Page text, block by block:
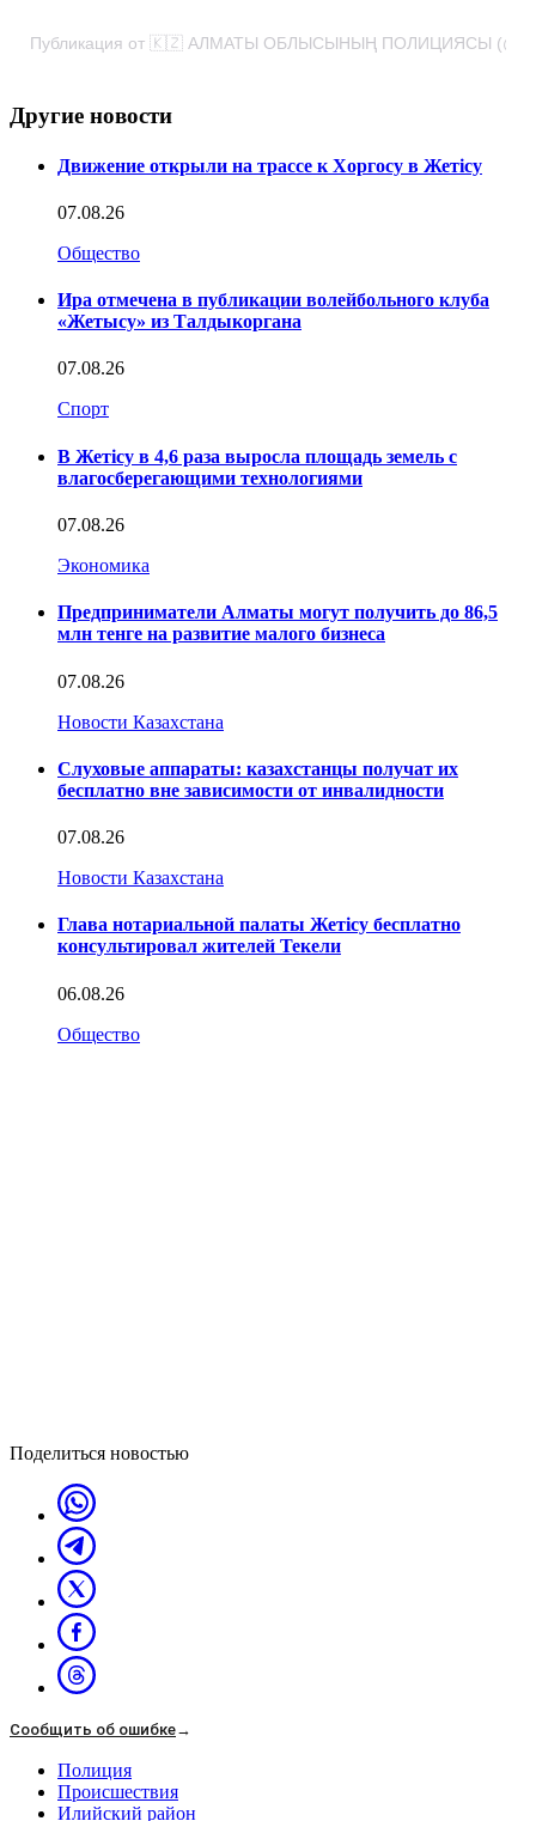
Публикация от 🇰🇿 АЛМАТЫ ОБЛЫСЫНЫҢ ПОЛИЦИЯСЫ
Другие новости
Движение открыли на трассе к Хоргосу в Жетісу
07.08.26
Общество
Ира отмечена в публикации волейбольного клуба
«Жетысу» из Талдыкоргана
07.08.26
Спорт
В Жетісу в 4,6 раза выросла площадь земель с
влагосберегающими технологиями
07.08.26
Экономика
Предприниматели Алматы могут получить до 86,5
млн тенге на развитие малого бизнеса
07.08.26
Новости Казахстана
Слуховые аппараты: казахстанцы получат их
бесплатно вне зависимости от инвалидности
07.08.26
Новости Казахстана
Глава нотариальной палаты Жетісу бесплатно
консультировал жителей Текели
06.08.26
Общество
Поделиться новостью
Сообщить об ошибке→
Полиция
Происшествия
Илийский район